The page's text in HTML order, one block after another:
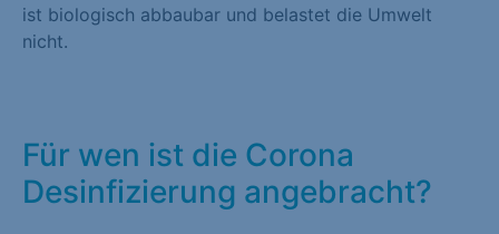
ist biologisch abbaubar und belastet die Umwelt
nicht.
Für wen ist die Corona
Desinfizierung angebracht?